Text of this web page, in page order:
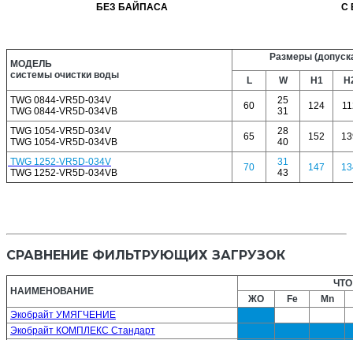
БЕЗ БАЙПАСА С
МОДЕЛЬ
системы очистки воды
Размеры
L W H1
TWG 0844-VR5D-034V
TWG 0844-VR5D-034VB
60
25
31
124
TWG 1054-VR5D-034V
TWG 1054-VR5D-034VB
65
28
40
152
TWG 1252-VR5D-034V
TWG 1252-VR5D-034VB
70
31
43
147
СРАВНЕНИЕ ФИЛЬТРУЮЩИХ ЗАГРУЗОК
НАИМЕНОВАНИЕ
ЖО
Fe
Mn
Экобрайт УМЯГЧЕНИЕ
Экобрайт КОМПЛЕКС Стандарт